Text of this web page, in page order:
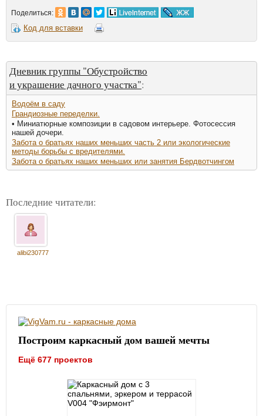
Поделиться:
Код для вставки
Дневник группы "Обустройство
и украшение дачного участка":
Водоём в саду
Грандиозные переделки.
• Миниатюрные композиции в садовом интерьере. Фотосессия
нашей дочери.
Забота о братьях наших меньших часть 2 или экологические
методы борьбы с вредителями.
Забота о братьях наших меньших или занятия Бердвотчингом
Последние читатели:
alibi230777
Построим каркасный дом вашей мечты
Ещё 677 проектов